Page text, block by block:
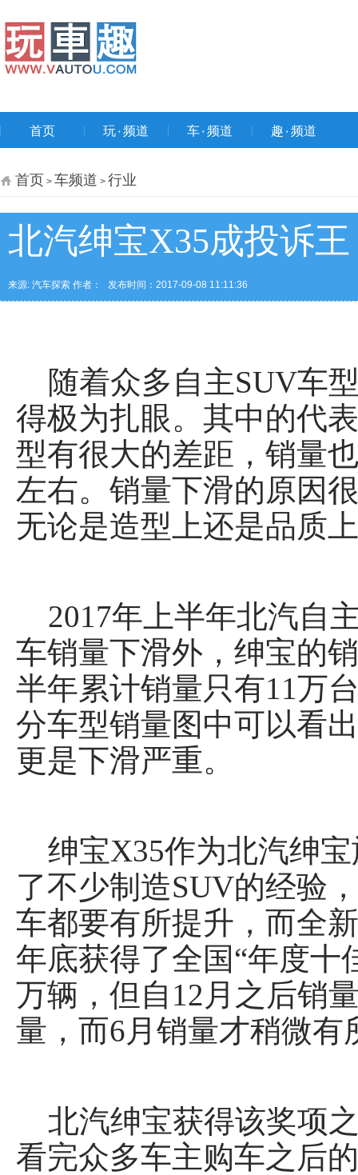
首页 玩۰频道 车۰频道 趣۰频道
首页 > 车频道 > 行业
北汽绅宝X35成投诉
来源: 汽车探索 作者： 发布时间：2017-09-08 11:11:36
随着众多自主SUV车
得极为扎眼。其中的代
型有很大的差距，销量
左右。销量下滑的原因
无论是造型上还是品质
2017年上半年北汽自
车销量下滑外，绅宝的
半年累计销量只有11万
分车型销量图中可以看
更是下滑严重。
绅宝X35作为北汽绅宝
了不少制造SUV的经验
车都要有所提升，而全
年底获得了全国“年度十
万辆，但自12月之后销
量，而6月销量才稍微有
北汽绅宝获得该奖项
看完众多车主购车之后